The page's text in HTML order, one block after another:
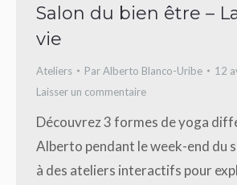
Salon du bien être –
vie
Ateliers ParAlberto Blanco-Uribe
12
Laisser un commentaire
Découvrez 3 formes de yoga
Alberto pendant le week-end du
à des ateliers interactifs pour